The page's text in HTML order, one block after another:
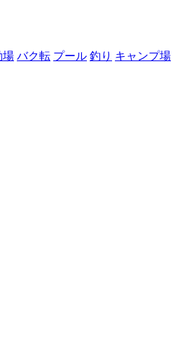
場 バク転 プール 釣り キャンプ場